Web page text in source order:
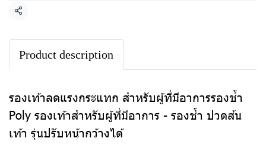
แชร์
Product description
รองเท้าลดแรงกระแทก สำหรับผู้ที่มีอาการรองช้ำ
Poly รองเท้าสำหรับผู้ที่มีอาการ - รองช้ำ ปวดส้น
เท้า รุ่นปรับหน้ากว้างได้